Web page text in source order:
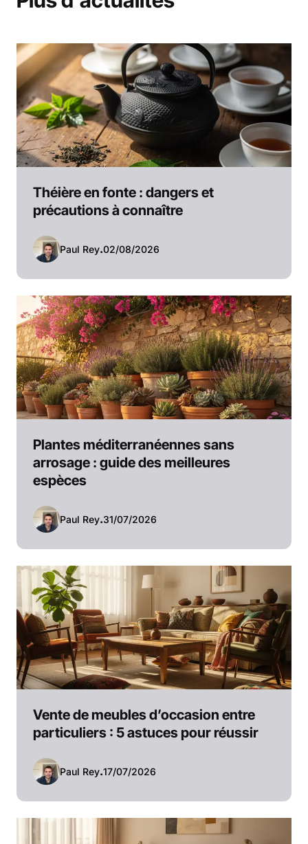
Théière en fonte : dangers et
précautions à connaître
Paul Rey.02/08/2026
Plantes méditerranéennes sans
arrosage : guide des meilleures
espèces
Paul Rey.31/07/2026
Vente de meubles d’occasion entre
particuliers : 5 astuces pour réussir
Paul Rey.17/07/2026